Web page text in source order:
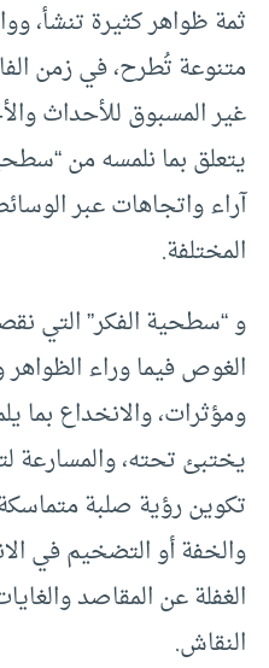
ثمة ظواهر كثيرة تنشأ،
متنوعة تُطرح، في زمن
غير المسبوق للأحداث
يتعلق بما نلمسه من
آراء واتجاهات عبر
المختلفة.
و “سطحية الفكر” التي
الغوص فيما وراء
ومؤثرات، والانخداع بما
يختبئ تحته،
تكوين رؤية صلبة
والخفة أو التضخيم في
الغفلة عن المقاصد
النقاش.